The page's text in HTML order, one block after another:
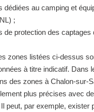
dédiées au camping et
;
de protection des captages
zones listées ci-dessus
à titre indicatif. Dans
des zones à Chalon-sur-
plus précises avec
peut, par exemple, exister